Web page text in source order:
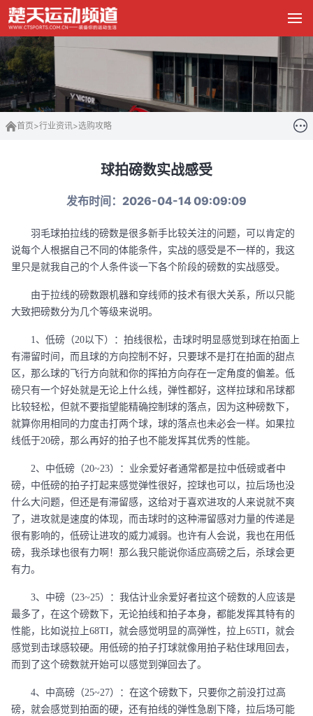
首页>行业资讯>选购攻略
球拍磅数实战感受
发布时间：2026-04-14 09:09:09
羽毛球拍拉线的磅数是很多新手比较关注的问题，可以肯定的
说每个人根据自己不同的体能条件，实战的感受是不一样的，我这
里只是就我自己的个人条件谈一下各个阶段的磅数的实战感受。
由于拉线的磅数跟机器和穿线师的技术有很大关系，所以只能
大致把磅数分为几个等级来说明。
1、低磅（20以下）：拍线很松，击球时明显感觉到球在拍面上
有滞留时间，而且球的方向控制不好，只要球不是打在拍面的甜点
区，那么球的飞行方向就和你的挥拍方向存在一定角度的偏差。低
磅只有一个好处就是无论上什么线，弹性都好，这样拉球和吊球都
比较轻松，但就不要指望能精确控制球的落点，因为这种磅数下，
就算你用相同的力度击打两个球，球的落点也未必会一样。如果拉
线低于20磅，那么再好的拍子也不能发挥其优秀的性能。
2、中低磅（20~23）：业余爱好者通常都是拉中低磅或者中
磅，中低磅的拍子打起来感觉弹性很好，控球也可以，拉后场也没
什么大问题，但还是有滞留感，这给对于喜欢进攻的人来说就不爽
了，进攻就是速度的体现，而击球时的这种滞留感对力量的传递是
很有影响的，低磅让进攻的威力减弱。也许有人会说，我也在用低
磅，我杀球也很有力啊！那么我只能说你适应高磅之后，杀球会更
有力。
3、中磅（23~25）：我估计业余爱好者拉这个磅数的人应该是
最多了，在这个磅数下，无论拍线和拍子本身，都能发挥其特有的
性能，比如说拉上68TI，就会感觉明显的高弹性，拉上65TI，就会
感觉到击球感较硬。用低磅的拍子打球就像用拍子粘住球甩回去，
而到了这个磅数就开始可以感觉到弹回去了。
4、中高磅（25~27）：在这个磅数下，只要你之前没打过高
磅，就会感觉到拍面的硬，还有拍线的弹性急剧下降，拉后场可能